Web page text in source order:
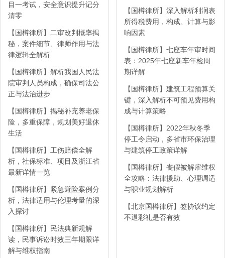
目一考试，安全意识提升记分
清零
【国樽律所】二审改判概率揭
秘，案件细节、律师作用与法
律逻辑全解析
【国樽律所】解析我国人民法
院审判人员构成，确保司法公
正与法治进步
【国樽律所】揭秘补充养老保
险，多重保障，规划美好退休
生活
【国樽律所】工伤赔偿全解
析，社保标准、项目及浙江省
最新详情一览
【国樽律所】紧急避险案例分
析，法律适用与伦理考量的深
入探讨
【国樽律所】民法典新规解
读，民事诉讼时效三年期限详
解与维权指南
【国樽律所】深入解析利润表
所得税费用，构成、计算与影
响因素
【国樽律所】七座车年审时间
表：2025年七座新车年检周
期详解
【国樽律所】建筑工程预算关
键，深入解析不可预见费用构
成与计算策略
【国樽律所】2022年秋冬季
停工令启动，多省市环保治理
与建筑停工政策详解
【国樽律所】丧假被解雇维权
全攻略：法律援助、心理调适
与职业规划解析
【北京国樽律所】签协议约定
不退彩礼是否有效